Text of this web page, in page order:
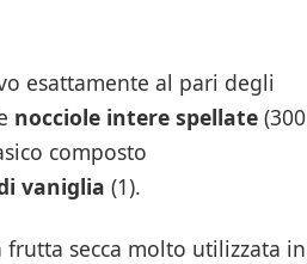
esattamente al pari degli
nocciole intere spellate(300
composto
vaniglia (1).
secca molto utilizzata in